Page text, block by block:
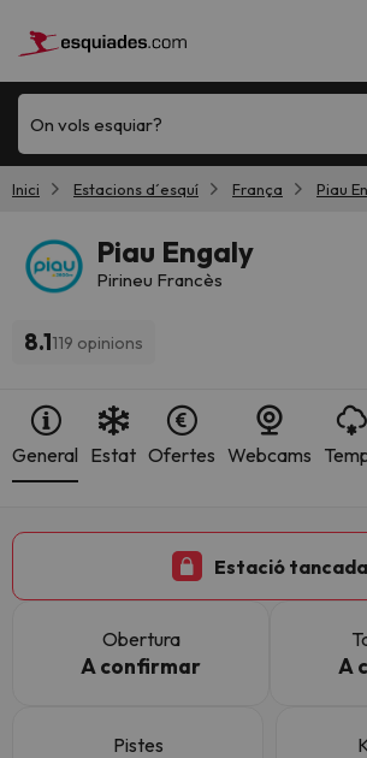
On vols esquiar?
Inici Estacions d´esquí França Piau
Piau Engaly
Pirineu Francès
8.1119 opinions
General Estat Ofertes Webcams
Estació tancada
Obertura
A confirmar A
Pistes